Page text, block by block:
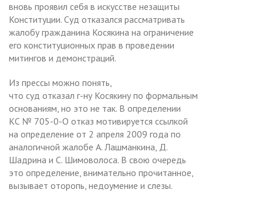
вновь проявил себя в искусстве незащиты
Конституции. Суд отказался рассматривать
жалобу гражданина Косякина на ограничение
его конституционных прав в проведении
митингов и демонстраций.
Из прессы можно понять,
что суд отказал г-ну Косякину по формальным
основаниям, но это не так. В определении
КС № 705-0-О отказ мотивируется ссылкой
на определение от 2 апреля 2009 года по
аналогичной жалобе А. Лашманкина, Д.
Шадрина и С. Шимоволоса. В свою очередь
это определение, внимательно прочитанное,
вызывает оторопь, недоумение и слезы.